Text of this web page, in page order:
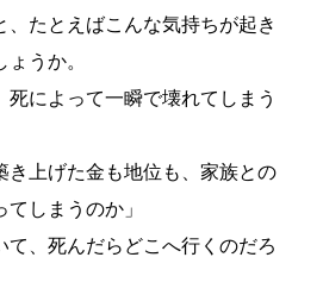
、たとえばこんな気持ちが起き
うか。
死によって一瞬で壊れてしまう
き上げた金も地位も、家族との
しまうのか」
て、死んだらどこへ行くのだろ